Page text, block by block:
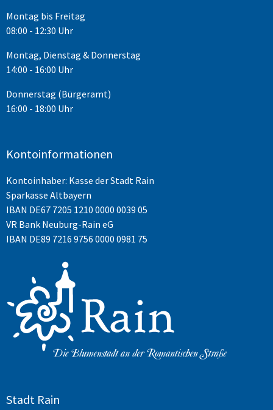
Montag bis Freitag
08:00 - 12:30 Uhr
Montag, Dienstag & Donnerstag
14:00 - 16:00 Uhr
Donnerstag (Bürgeramt)
16:00 - 18:00 Uhr
Kontoinformationen
Kontoinhaber: Kasse der Stadt Rain
Sparkasse Altbayern
IBAN DE67 7205 1210 0000 0039 05
VR Bank Neuburg-Rain eG
IBAN DE89 7216 9756 0000 0981 75
Stadt Rain